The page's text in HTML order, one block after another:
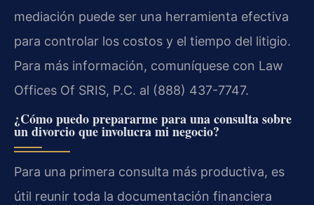
mediación puede ser una herramienta efectiva
para controlar los costos y el tiempo del litigio.
Para más información, comuníquese con Law
Offices Of SRIS, P.C. al (888) 437-7747.
¿Cómo puedo prepararme para una consulta sobre
un divorcio que involucra mi negocio?
Para una primera consulta más productiva, es
útil reunir toda la documentación financiera